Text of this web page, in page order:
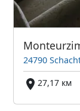
24790
27,17 км